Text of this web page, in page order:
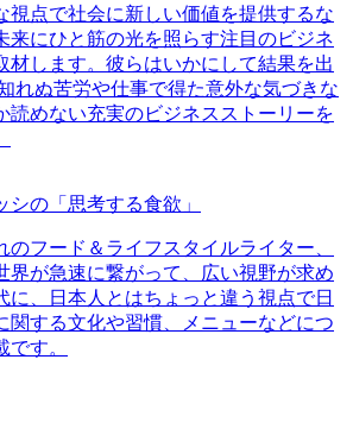
視点で社会に新しい価値を提供するな
来にひと筋の光を照らす注目のビジネ
材します。彼らはいかにして結果を出
れぬ苦労や仕事で得た意外な気づきな
読めない充実のビジネスストーリーを
シの「思考する食欲」
のフード＆ライフスタイルライター、
界が急速に繋がって、広い視野が求め
に、日本人とはちょっと違う視点で日
関する文化や習慣、メニューなどにつ
す。